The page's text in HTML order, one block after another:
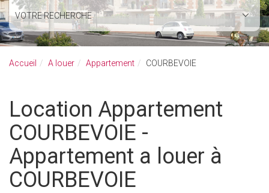
VOTRE RECHERCHE
Accueil A louer Appartement COURBEVOIE
Location Appartement
COURBEVOIE -
Appartement a louer à
COURBEVOIE